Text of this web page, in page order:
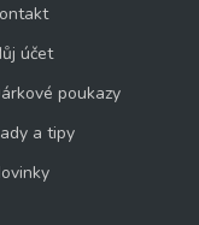
účet
poukazy
a tipy